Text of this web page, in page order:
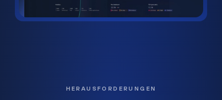
HERAUSFORDERUNGEN